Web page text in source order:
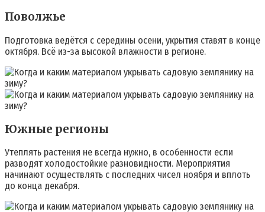
Поволжье
Подготовка ведётся с середины осени, укрытия ставят в конце
октября. Всё из-за высокой влажности в регионе.
Южные регионы
Утеплять растения не всегда нужно, в особенности если
разводят холодостойкие разновидности. Мероприятия
начинают осуществлять с последних чисел ноября и вплоть
до конца декабря.